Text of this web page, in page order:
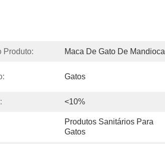
Produto: Maca De Gato De Mandioca
Gatos
<10%
Produtos Sanitários Para
Gatos